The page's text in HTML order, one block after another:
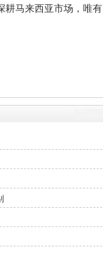
耕马来西亚市场，唯有